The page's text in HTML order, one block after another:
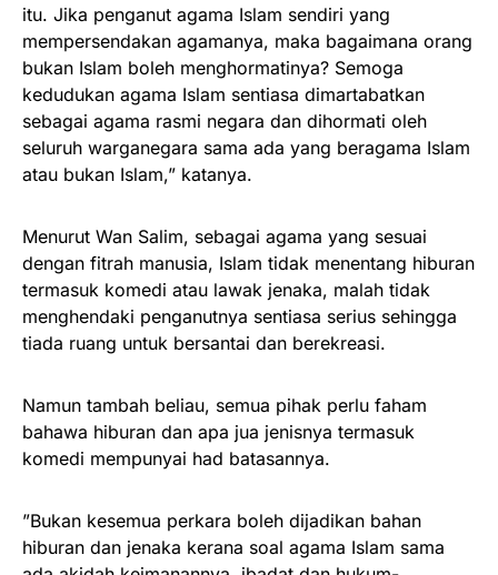
itu. Jika penganut agama Islam sendiri yang
mempersendakan agamanya, maka bagaimana orang
bukan Islam boleh menghormatinya? Semoga
kedudukan agama Islam sentiasa dimartabatkan
sebagai agama rasmi negara dan dihormati oleh
seluruh warganegara sama ada yang beragama Islam
atau bukan Islam,” katanya.
Menurut Wan Salim, sebagai agama yang sesuai
dengan fitrah manusia, Islam tidak menentang hiburan
termasuk komedi atau lawak jenaka, malah tidak
menghendaki penganutnya sentiasa serius sehingga
tiada ruang untuk bersantai dan berekreasi.
Namun tambah beliau, semua pihak perlu faham
bahawa hiburan dan apa jua jenisnya termasuk
komedi mempunyai had batasannya.
”Bukan kesemua perkara boleh dijadikan bahan
hiburan dan jenaka kerana soal agama Islam sama